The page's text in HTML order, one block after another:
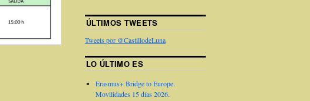
ÚLTIMOS TWEETS
Tweets por @CastillodeLuna
LO ÚLTIMO ES
Erasmus+ Bridge to Europe.
Movilidades 15 días 2026.